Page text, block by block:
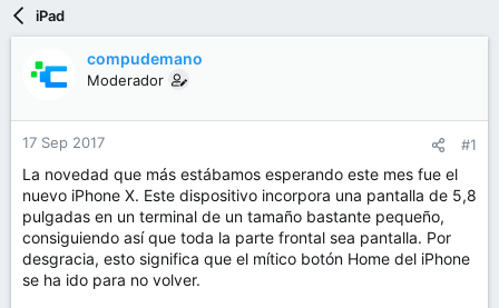
c
a
r
d
t
e
m
a
d
e
n
c
o
iPad
compudemano
Moderador
17 Sep 2017 #1
La novedad que más estábamos esperando este mes fue el
nuevo iPhone X. Este dispositivo incorpora una pantalla de 5,8
pulgadas en un terminal de un tamaño bastante pequeño,
consiguiendo así que toda la parte frontal sea pantalla. Por
desgracia, esto significa que el mítico botón Home del iPhone
se ha ido para no volver.